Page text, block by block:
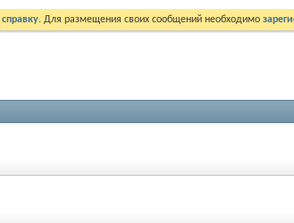
справку. Для размещения своих сообщений необходимо